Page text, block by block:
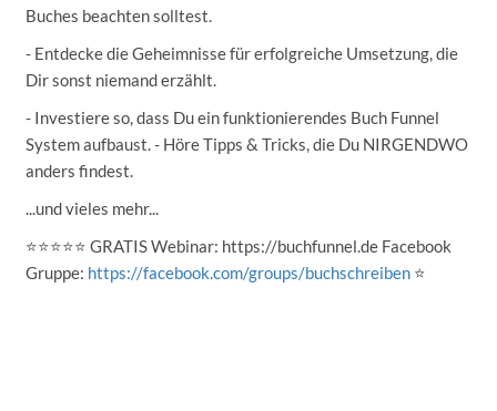
Buches beachten solltest.
- Entdecke die Geheimnisse für erfolgreiche Umsetzung, die
Dir sonst niemand erzählt.
- Investiere so, dass Du ein funktionierendes Buch Funnel
System aufbaust. - Höre Tipps & Tricks, die Du NIRGENDWO
anders findest.
...und vieles mehr...
⭐️⭐️⭐️⭐️⭐️ GRATIS Webinar: https://buchfunnel.de Facebook
Gruppe: https://facebook.com/groups/buchschreiben ⭐️